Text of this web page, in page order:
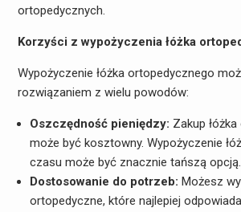
ortopedycznych.
Korzyści z wypożyczenia łóżka
Wypożyczenie łóżka ortopedycznego
rozwiązaniem z wielu powodów:
Oszczędność pieniędzy: Zakup
może być kosztowny. Wypożyczenie
czasu może być znacznie tańszą opcją.
Dostosowanie do potrzeb: Możesz
ortopedyczne, które najlepiej